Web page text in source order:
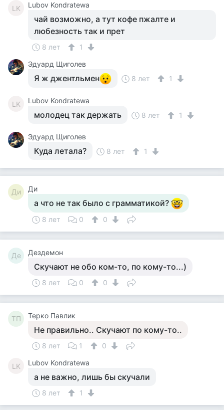
LK Lubov Kondratewa
чай возможно, а тут кофе пжалте и
любезность так и прет
8 лет
1
Эдуард Щиголев
Я ж джентльмен 8 лет 1
LK Lubov Kondratewa
молодец так держать 8 лет 1
Эдуард Щиголев
Куда летала? 8 лет 1
Ди Ди
а что не так было с грамматикой?
8 лет 0 0
Де Дездемон
Скучают не обо ком-то, по кому-то...)
8 лет 0 0
ТП Терко Павлик
Не правильно.. Скучают по кому-то..
8 лет 1 0
LK Lubov Kondratewa
а не важно, лишь бы скучали
8 лет 1